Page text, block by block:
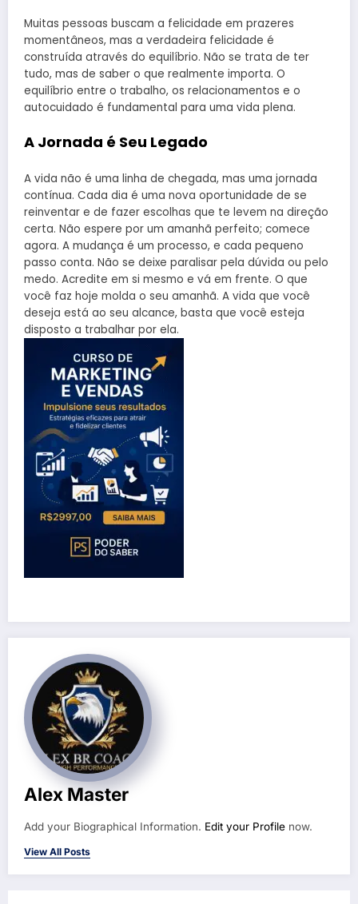
Muitas pessoas buscam a felicidade em prazeres
momentâneos, mas a verdadeira felicidade é
construída através do equilíbrio. Não se trata de ter
tudo, mas de saber o que realmente importa. O
equilíbrio entre o trabalho, os relacionamentos e o
autocuidado é fundamental para uma vida plena.
A Jornada é Seu Legado
A vida não é uma linha de chegada, mas uma jornada
contínua. Cada dia é uma nova oportunidade de se
reinventar e de fazer escolhas que te levem na direção
certa. Não espere por um amanhã perfeito; comece
agora. A mudança é um processo, e cada pequeno
passo conta. Não se deixe paralisar pela dúvida ou pelo
medo. Acredite em si mesmo e vá em frente. O que
você faz hoje molda o seu amanhã. A vida que você
deseja está ao seu alcance, basta que você esteja
disposto a trabalhar por ela.
Alex Master
Add your Biographical Information. Edit your Profile now.
View All Posts